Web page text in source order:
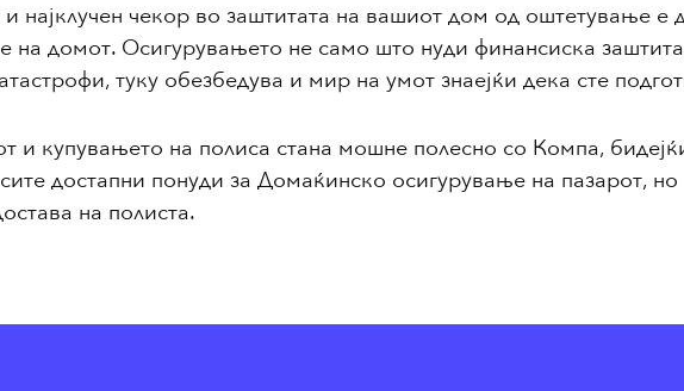
најклучен чекор во заштитата на вашиот дом од оштетување е
на домот. Осигурувањето не само што нуди финансиска
туку обезбедува и мир на умот знаејќи дека сте
и купувањето на полиса стана мошне полесно со Компа,
достапни понуди за Домаќинско осигурување на пазарот,
на полиста.